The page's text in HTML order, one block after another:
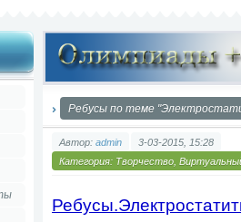
Ребусы по теме
Автор: admin
3-03-2015, 15:28
Категория: Творчество